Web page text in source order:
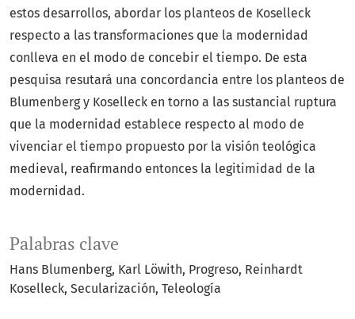
Palabras clave
Hans Blumenberg Karl Löwith Progreso Reinhardt
Koselleck Secularización Teleología
estos desarrollos, abordar los planteos de Koselleck
respecto a las transformaciones que la modernidad
conlleva en el modo de concebir el tiempo. De esta
pesquisa resutará una concordancia entre los planteos de
Blumenberg y Koselleck en torno a las sustancial ruptura
que la modernidad establece respecto al modo de
vivenciar el tiempo propuesto por la visión teológica
medieval, reafirmando entonces la legitimidad de la
modernidad.